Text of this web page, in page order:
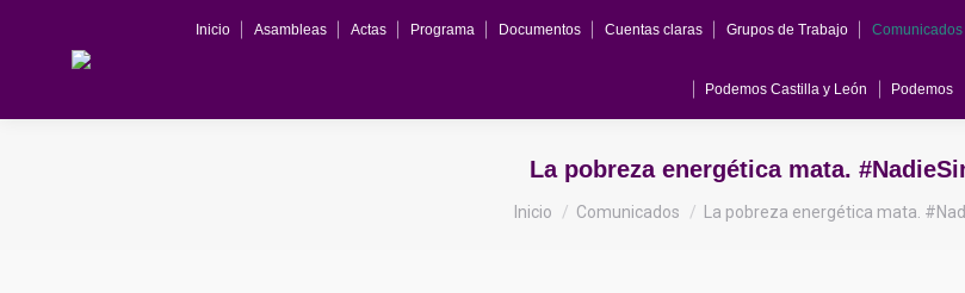
Inicio Asambleas Actas Programa Documentos Cuentas claras Grupos de Trabajo Comunicados
Podemos Castilla y León Podemos
La pobreza energética mata.
Inicio Comunicados La pobreza energética mata.